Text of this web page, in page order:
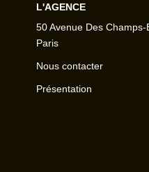
L'AGENCE
50 Avenue Des
Paris
Nous contacter
Présentation